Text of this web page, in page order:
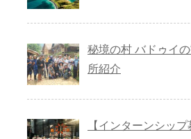
秘境の村 バドゥイ
所紹介
【インターンシップ